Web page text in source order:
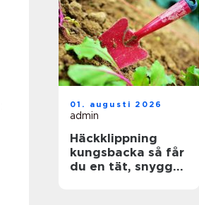
01. augusti 2026
admin
Häckklippning
kungsbacka så får
du en tät, snygg